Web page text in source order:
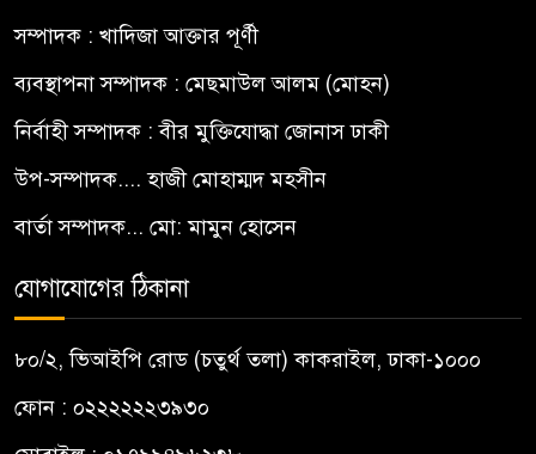
সম্পাদক : খাদিজা আক্তার পূর্ণী
ব্যবস্থাপনা সম্পাদক : মেছমাউল আলম (মোহন)
নির্বাহী সম্পাদক : বীর মুক্তিযোদ্ধা জোনাস ঢাকী
উপ-সম্পাদক.... হাজী মোহাম্মদ মহসীন
বার্তা সম্পাদক... মো: মামুন হোসেন
যোগাযোগের ঠিকানা
৮০/২, ভিআইপি রোড (চতুর্থ তলা) কাকরাইল, ঢাকা-১০০০
ফোন : ০২২২২২২৩৯৩০